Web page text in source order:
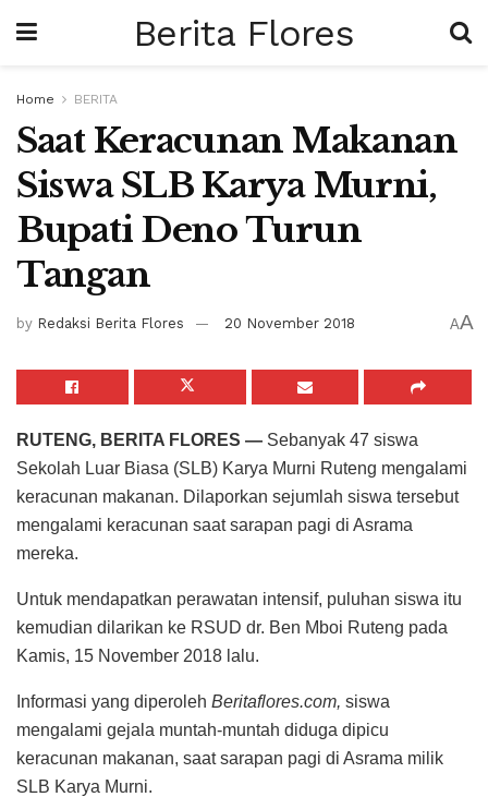
Berita Flores
Home BERITA
Saat Keracunan Makanan
Siswa SLB Karya Murni,
Bupati Deno Turun
Tangan
by Redaksi Berita Flores 20 November 2018 AA
RUTENG, BERITA FLORES — Sebanyak 47 siswa
Sekolah Luar Biasa (SLB) Karya Murni Ruteng mengalami
keracunan makanan. Dilaporkan sejumlah siswa tersebut
mengalami keracunan saat sarapan pagi di Asrama
mereka.
Untuk mendapatkan perawatan intensif, puluhan siswa itu
kemudian dilarikan ke RSUD dr. Ben Mboi Ruteng pada
Kamis, 15 November 2018 lalu.
Informasi yang diperoleh Beritaflores.com, siswa
mengalami gejala muntah-muntah diduga dipicu
keracunan makanan, saat sarapan pagi di Asrama milik
SLB Karya Murni.